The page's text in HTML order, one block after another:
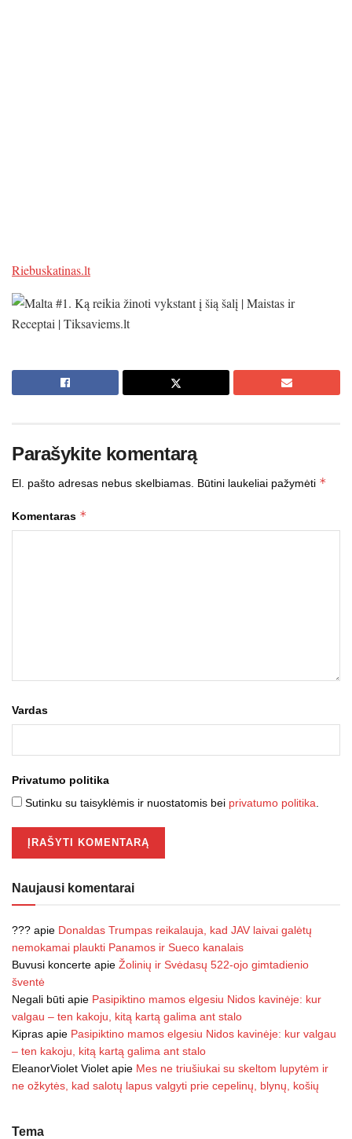
Riebuskatinas.lt
Parašykite komentarą
El. pašto adresas nebus skelbiamas. Būtini laukeliai pažymėti *
Komentaras *
Vardas
Privatumo politika
Sutinku su taisyklėmis ir nuostatomis bei privatumo politika
Naujausi komentarai
??? apie Donaldas Trumpas reikalauja, kad JAV laivai galėtų
nemokamai plaukti Panamos ir Sueco kanalais
Buvusi koncerte apie Žolinių ir Svėdasų 522-ojo gimtadienio
šventė
Negali būti apie Pasipiktino mamos elgesiu Nidos kavinėje: kur
valgau – ten kakoju, kitą kartą galima ant stalo
Kipras apie Pasipiktino mamos elgesiu Nidos kavinėje: kur valgau
– ten kakoju, kitą kartą galima ant stalo
EleanorViolet Violet apie Mes ne triušiukai su skeltom lupytėm ir
ne ožkytės, kad salotų lapus valgyti prie cepelinų, blynų, košių
Tema